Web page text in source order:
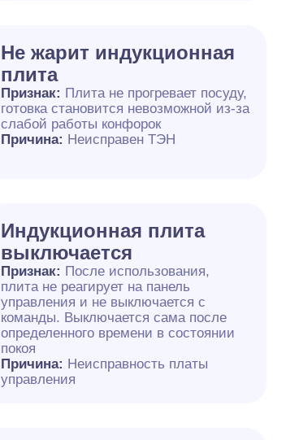
Не жарит индукционная
плита
Признак: Плита не прогревает посуду,
готовка становится невозможной из-за
слабой работы конфорок
Причина: Неисправен ТЭН
Индукционная плита
выключается
Признак: После использования,
плита не реагирует на панель
управления и не выключается с
команды. Выключается сама после
определенного времени в состоянии
покоя
Причина: Неисправность платы
управления